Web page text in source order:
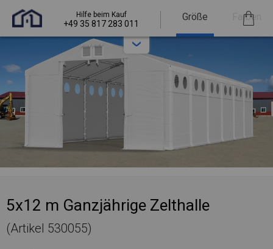
Hilfe beim Kauf
+49 35 817 283 011
Größe Farben
5x12 m Ganzjährige Zelthalle
(Artikel 530055)